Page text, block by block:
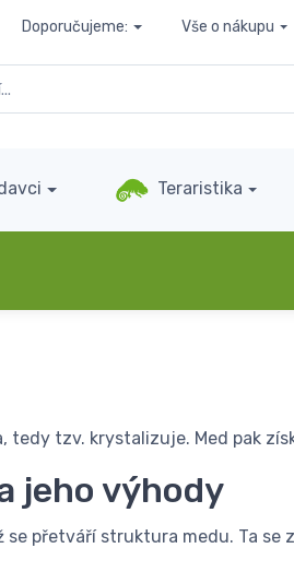
Doporučujeme: Vše o nákupu
Teraristika
tzv. krystalizuje. Med pak
jeho výhody
přetváří struktura medu. Ta